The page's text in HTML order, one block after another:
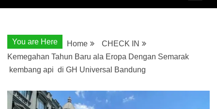
You are Here Home
CHECK IN
Kemegahan Tahun Baru ala Eropa Dengan Semarak
kembang api di GH Universal Bandung